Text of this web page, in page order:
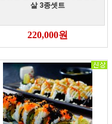
살 3종셋트
220,000원